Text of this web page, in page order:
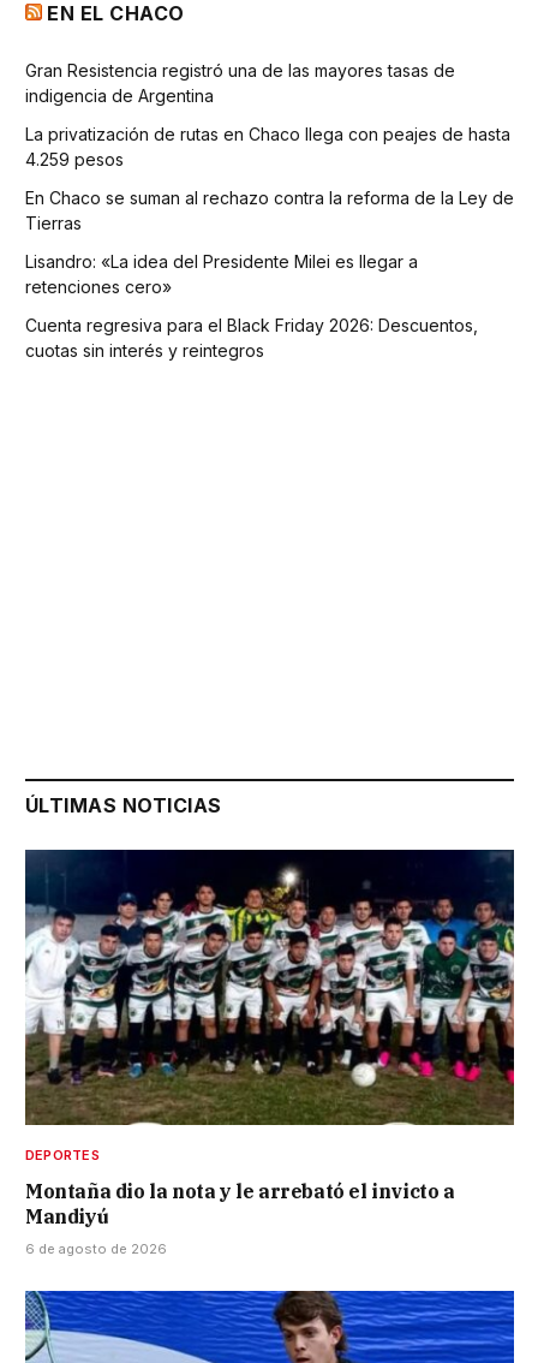
EN EL CHACO
Gran Resistencia registró una de las mayores tasas de
indigencia de Argentina
La privatización de rutas en Chaco llega con peajes de hasta
4.259 pesos
En Chaco se suman al rechazo contra la reforma de la Ley de
Tierras
Lisandro: «La idea del Presidente Milei es llegar a
retenciones cero»
Cuenta regresiva para el Black Friday 2026: Descuentos,
cuotas sin interés y reintegros
ÚLTIMAS NOTICIAS
DEPORTES
Montaña dio la nota y le arrebató el invicto a
Mandiyú
6 de agosto de 2026